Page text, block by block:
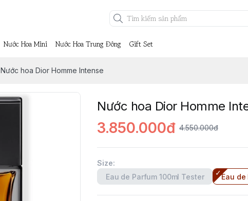
Nước Hoa Mini Nước Hoa Trung Đông Gift Set
Nước hoa Dior Homme Intense
Nước hoa Dior Homme
3.850.000đ 4.550.000đ
Size:
Eau de Parfum 100ml Tester
Eau de